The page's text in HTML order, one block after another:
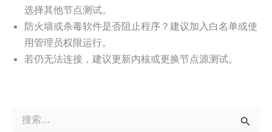
选择其他节点测试。
防火墙或杀毒软件是否阻止程序？建议加入白名单或使
用管理员权限运行。
若仍无法连接，建议更新内核或更换节点源测试。